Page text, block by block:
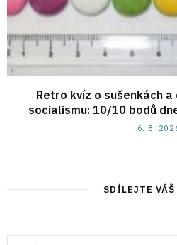
Retro kvíz o sušenkách
socialismu: 10/10 bodů
6. 8.
SDÍLEJTE VÁŠ